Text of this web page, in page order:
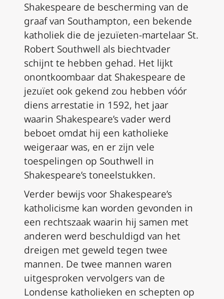
Shakespeare de bescherming van de
graaf van Southampton, een bekende
katholiek die de jezuïeten-martelaar St.
Robert Southwell als biechtvader
schijnt te hebben gehad. Het lijkt
onontkoombaar dat Shakespeare de
jezuïet ook gekend zou hebben vóór
diens arrestatie in 1592, het jaar
waarin Shakespeare’s vader werd
beboet omdat hij een katholieke
weigeraar was, en er zijn vele
toespelingen op Southwell in
Shakespeare’s toneelstukken.
Verder bewijs voor Shakespeare’s
katholicisme kan worden gevonden in
een rechtszaak waarin hij samen met
anderen werd beschuldigd van het
dreigen met geweld tegen twee
mannen. De twee mannen waren
uitgesproken vervolgers van de
Londense katholieken en schepten op